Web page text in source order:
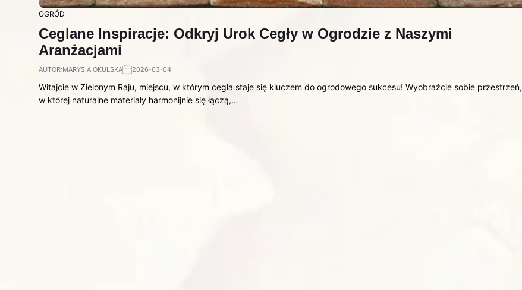
OGRÓD
Ceglane Inspiracje: Odkryj Urok Cegły w Ogrodzie z Naszymi
Aranżacjami
AUTOR:MARYSIA OKULSKA 2026-03-04
Witajcie w Zielonym Raju, miejscu, w którym cegła staje się kluczem do ogrodowego sukcesu! Wyobraźcie sobie przestrzeń,
w której naturalne materiały harmonijnie się łączą,…